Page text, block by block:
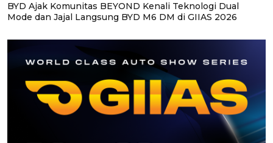
BYD Ajak Komunitas BEYOND Kenali Teknologi Dual
Mode dan Jajal Langsung BYD M6 DM di GIIAS 2026